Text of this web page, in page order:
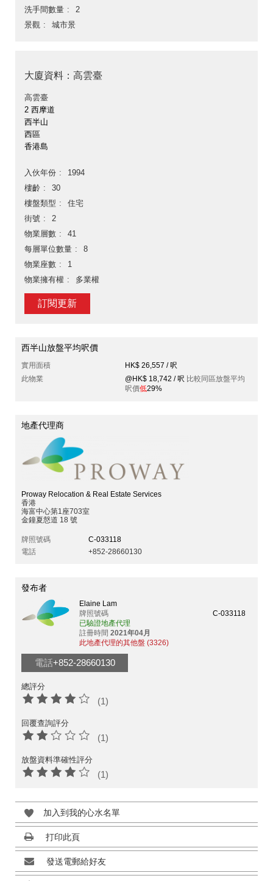
洗手間數量
2
景觀
城市景
大廈資料：高雲臺
高雲臺
2 西摩道
西半山
西區
香港島
入伙年份
1994
樓齡
30
樓盤類型
住宅
街號
2
物業層數
41
每層單位數量
8
物業座數
1
物業擁有權
多業權
訂閱更新
西半山放盤平均呎價
實用面積
HK$ 26,557 / 呎
此物業
@HK$ 18,742 / 呎 比較同區放盤平均
呎價低29%
地產代理商
Proway Relocation & Real Estate Services
香港
海富中心第1座703室
金鐘夏慤道 18 號
牌照號碼
C-033118
電話
+852-28660130
發布者
Elaine Lam
牌照號碼
C-033118
已驗證地產代理
註冊時間 2021年04月
此地產代理的其他盤 (3326)
電話+852-28660130
總評分
(1)
回覆查詢評分
(1)
放盤資料準確性評分
(1)
加入到我的心水名單
打印此頁
發送電郵給好友